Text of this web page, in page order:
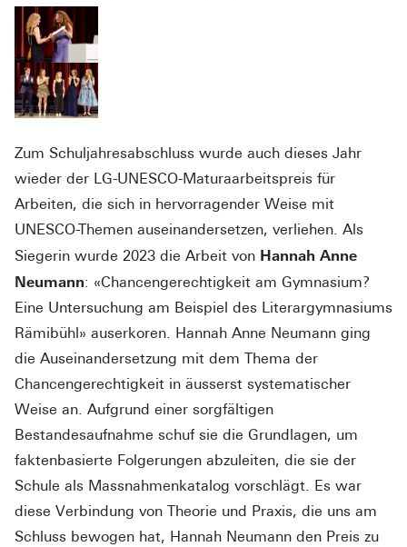
Zum Schuljahresabschluss wurde auch dieses Jahr
wieder der LG-UNESCO-Maturaarbeitspreis für
Arbeiten, die sich in hervorragender Weise mit
UNESCO-Themen auseinandersetzen, verliehen. Als
Siegerin wurde 2023 die Arbeit von Hannah Anne
Neumann: «Chancengerechtigkeit am Gymnasium?
Eine Untersuchung am Beispiel des Literargymnasiums
Rämibühl» auserkoren. Hannah Anne Neumann ging
die Auseinandersetzung mit dem Thema der
Chancengerechtigkeit in äusserst systematischer
Weise an. Aufgrund einer sorgfältigen
Bestandesaufnahme schuf sie die Grundlagen, um
faktenbasierte Folgerungen abzuleiten, die sie der
Schule als Massnahmenkatalog vorschlägt. Es war
diese Verbindung von Theorie und Praxis, die uns am
Schluss bewogen hat, Hannah Neumann den Preis zu